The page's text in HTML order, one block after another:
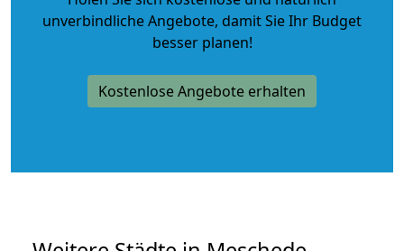
unverbindliche Angebote, damit Sie Ihr Budget
besser planen!
Kostenlose Angebote erhalten